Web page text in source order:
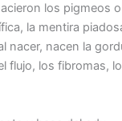
los pigmeos
la mentira
nacer, nacen la
flujo, los fibromas,